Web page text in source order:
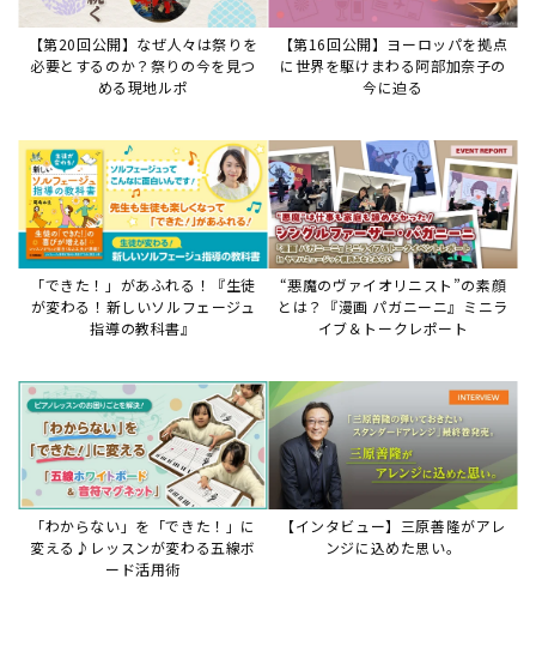
【第20回公開】なぜ人々は祭りを
必要とするのか？祭りの今を見つ
める現地ルポ
【第16回公開】ヨーロッパを拠点
に世界を駆けまわる阿部加奈子の
今に迫る
「できた！」があふれる！『生徒
が変わる！新しいソルフェージュ
指導の教科書』
“悪魔のヴァイオリニスト”の素顔
とは？『漫画 パガニーニ』ミニラ
イブ＆トークレポート
「わからない」を「できた！」に
変える♪レッスンが変わる五線ボ
ード活用術
【インタビュー】三原善隆がアレ
ンジに込めた思い。